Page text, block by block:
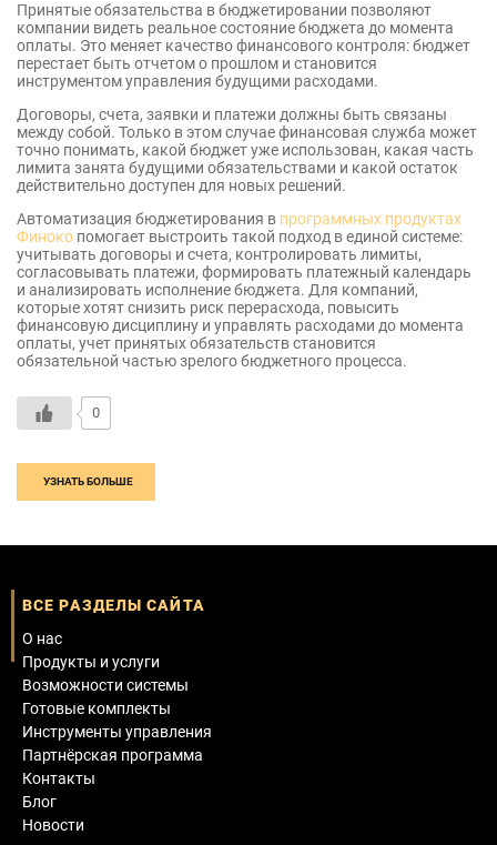
Принятые обязательства в бюджетировании позволяют
компании видеть реальное состояние бюджета до момента
оплаты. Это меняет качество финансового контроля: бюджет
перестает быть отчетом о прошлом и становится
инструментом управления будущими расходами.
Договоры, счета, заявки и платежи должны быть связаны
между собой. Только в этом случае финансовая служба может
точно понимать, какой бюджет уже использован, какая часть
лимита занята будущими обязательствами и какой остаток
действительно доступен для новых решений.
Автоматизация бюджетирования в программных продуктах
Финоко помогает выстроить такой подход в единой системе:
учитывать договоры и счета, контролировать лимиты,
согласовывать платежи, формировать платежный календарь
и анализировать исполнение бюджета. Для компаний,
которые хотят снизить риск перерасхода, повысить
финансовую дисциплину и управлять расходами до момента
оплаты, учет принятых обязательств становится
обязательной частью зрелого бюджетного процесса.
0
УЗНАТЬ БОЛЬШЕ
ВСЕ РАЗДЕЛЫ САЙТА
О нас
Продукты и услуги
Возможности системы
Готовые комплекты
Инструменты управления
Партнёрская программа
Контакты
Блог
Новости